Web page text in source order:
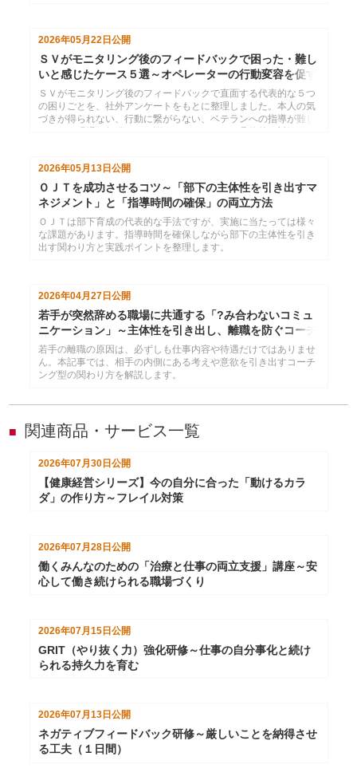
2026年05月22日 公開
ＳＶがモニタリング後のフィードバックで困った・難し
いと感じたケース５選～オペレーターの行動変容を促す
には
ＳＶがモニタリング後のフィードバックで直面する代表的な５つ
の困りごとを、社外アンケートをもとに整理しました。本人の気
づきが得られない、行動に繋がらない、ベテランへの指導が難し
2026年05月13日公開
ＯＪＴを成功させるコツ～「部下の主体性を引き出すマ
ネジメント」と「指導時間の確保」の両立方法
ＯＪＴは部下育成の代表的な手法ですが、実施に当たっては様々
な課題があります。指導時間を確保しながら部下の主体性を引き
出す関わり方と実践ポイントを整理します。
2026年04月27日 公開
若手が突然辞める職場に共通する「?み合わないコミュ
ニケーション」～主体性を引き出し、離職を防ぐコーチ
ング術
若手の離職の原因は、必ずしも仕事内容や待遇だけではありませ
ん。本記事では、相手の内側にある考えや意欲を引き出すコーチ
ング型の関わり方を解説します。
■ 関連商品・サービス一覧
2026年07月30日公開
【健康経営シリーズ】今の自分に合った「動けるカラ
ダ」の作り方～フレイル対策
2026年07月28日 公開
働くみんなのための「治療と仕事の両立支援」講座～安
心して働き続けられる職場づくり
2026年07月15日 公開
GRIT（やり抜く力）強化研修～仕事の自分事化と続け
られる持久力を育む
2026年07月13日 公開
ネガティブフィードバック研修～厳しいことを納得させ
る工夫（１日間）